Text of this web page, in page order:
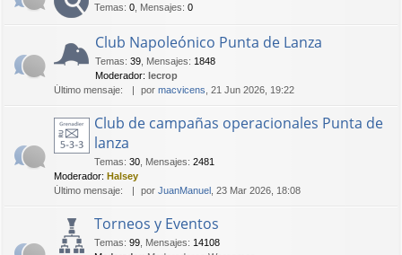
Temas: 0 Mensajes: 0
Club Napoleónico Punta de Lanza
Temas: 39 Mensajes: 1848
Moderador: lecrop
Último mensaje:
por macvicens , 21 Jun 2026, 19:22
Club de campañas operacionales Punta de
lanza
Temas: 30 Mensajes: 2481
Moderador: Halsey
Último mensaje:
por JuanManuel , 23 Mar 2026, 18:08
Torneos y Eventos
Temas: 99 Mensajes: 14108